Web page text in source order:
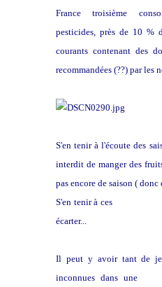
France troisième
pesticides, près de 10 %
courants contenant des
recommandées (??) par les
S'en tenir à l'écoute des
interdit de manger des
pas encore de saison ( donc
S'en tenir à ces
écarter...
Il peut y avoir tant de
inconnues dans une